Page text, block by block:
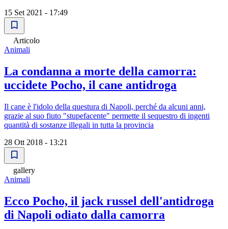
15 Set 2021 - 17:49
Articolo
Animali
La condanna a morte della camorra:
uccidete Pocho, il cane antidroga
Il cane è l'idolo della questura di Napoli, perché da alcuni anni,
grazie al suo fiuto "stupefacente" permette il sequestro di ingenti
quantità di sostanze illegali in tutta la provincia
28 Ott 2018 - 13:21
gallery
Animali
Ecco Pocho, il jack russel dell'antidroga
di Napoli odiato dalla camorra